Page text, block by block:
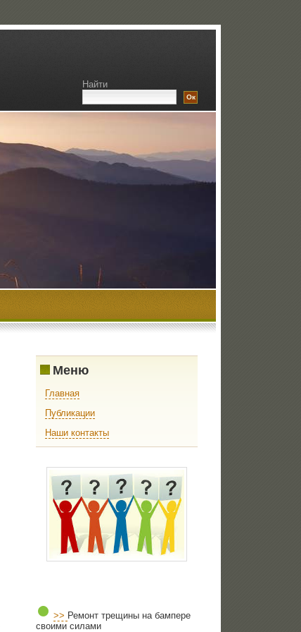
Найти
Меню
Главная
Публикации
Наши контакты
>> Ремонт трещины на бампере
своими силами